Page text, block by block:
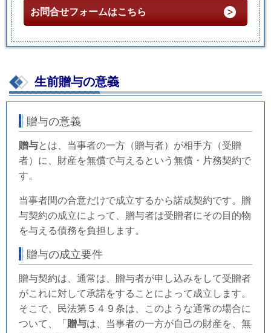
お問合せフォームはこちら
生前贈与の意義
贈与の意義
贈与とは、当事者の一方（贈与者）が相手方（受贈
者）に、財産を無償で与えるという無償・片務契約で
す。
当事者間の合意だけで成立するから諾成契約です。贈
与契約の成立によって、贈与者は受贈者にその目的物
を与える債務を負担します。
贈与の成立要件
贈与契約は、通常は、贈与者が申し込みをして受贈者
がこれに対して承諾をすることによって成立します。
そこで、民法第５４９条は、このような通常の場合に
ついて、「 贈与は、当事者の一方が自己の財産を、無